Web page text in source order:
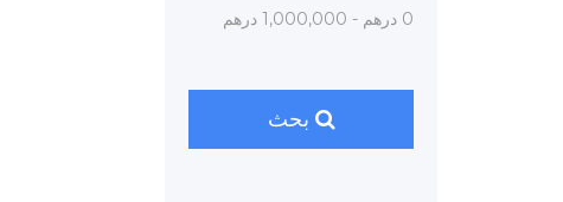
0 درهم - 1,000,000 درهم
بحث